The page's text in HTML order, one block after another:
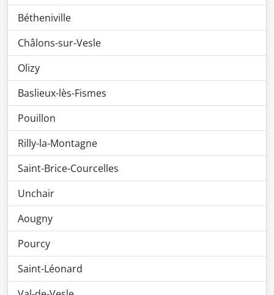
Bétheniville
Châlons-sur-Vesle
Olizy
Baslieux-lès-Fismes
Pouillon
Rilly-la-Montagne
Saint-Brice-Courcelles
Unchair
Aougny
Pourcy
Saint-Léonard